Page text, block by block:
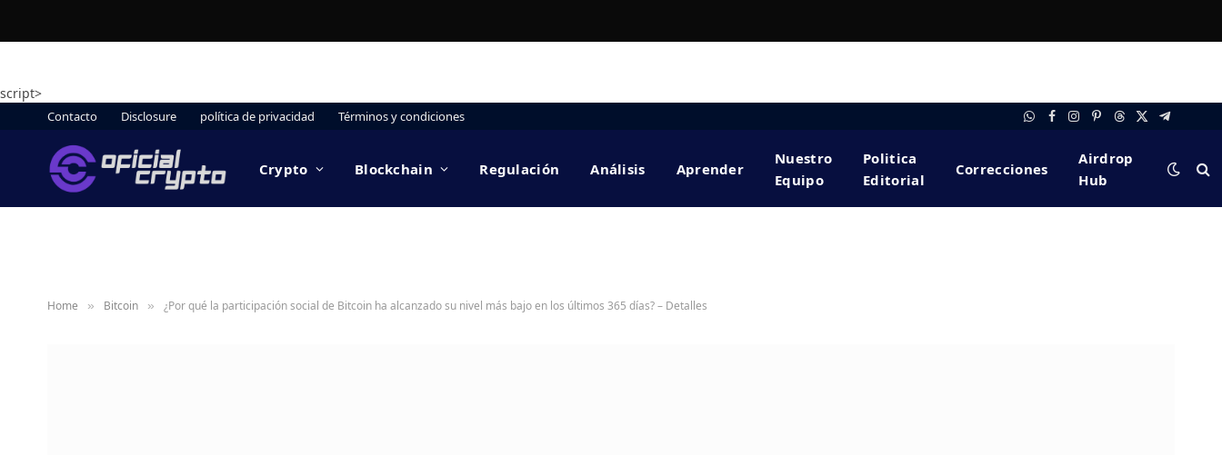
script>
Contacto Disclosure política de privacidad Términos y condiciones WhatsApp
FacebookInstagram
Pinterest
Threads
X
Telegram
Crypto Blockchain Regulación Análisis Aprender
Nuestro
Equipo
Politica
Editorial
Correcciones
Airdrop
Hub
Home » Bitcoin » ¿Por qué la participación social de Bitcoin ha alcanzado su nivel más bajo en los últimos 365 días? – Detalles